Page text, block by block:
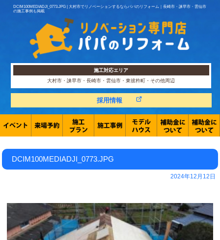
DCIM100MEDIADJI_0773.JPG | 大村市でリノベーションするならパパのリフォーム｜長崎市・諫早市・雲仙市
の施工事例も掲載
施工対応エリア
大村市・諫早市・長崎市・雲仙市・東彼杵町・その他周辺
採用情報
DCIM100MEDIADJI_0773.JPG
2024年12月12日